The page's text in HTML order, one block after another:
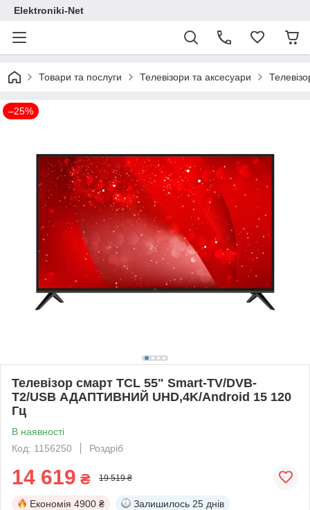
Elektroniki-Net
Товари та послуги Телевізори та аксесуари
–25%
Телевізор смарт TCL 55" Smart-TV/DVB-
T2/USB АДАПТИВНИЙ UHD,4K/Android 15 120
Гц
В наявності
Код: 1156250
Роздріб
14 619 ₴ 19 519 ₴
Економія 4900 ₴ Залишилось 25 днів